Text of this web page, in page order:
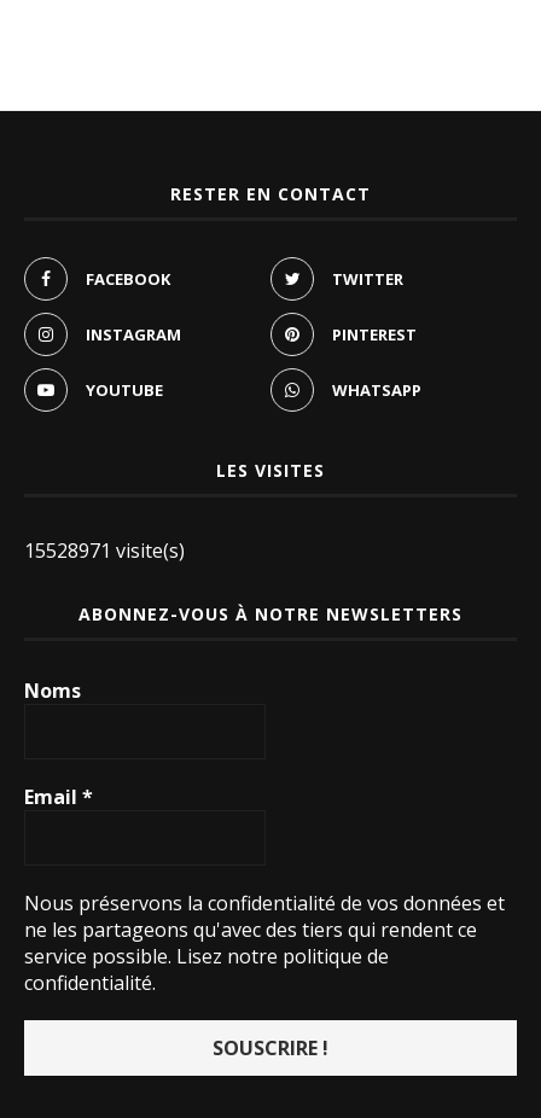
RESTER EN CONTACT
FACEBOOK TWITTER
INSTAGRAM PINTEREST
YOUTUBE WHATSAPP
LES VISITES
15528971 visite(s)
ABONNEZ-VOUS À NOTRE NEWSLETTERS
Noms
Email *
Nous préservons la confidentialité de vos données et
ne les partageons qu'avec des tiers qui rendent ce
service possible. Lisez notre politique de
confidentialité.